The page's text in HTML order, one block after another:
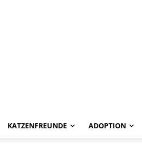
KATZENFREUNDE ADOPTION
Cookie -